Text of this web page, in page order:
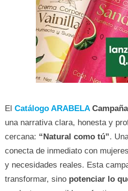
El Catálogo ARABELA
una narrativa clara, honesta y
cercana: “Natural como tú”.
conecta de inmediato con
y necesidades reales. Esta
transformar, sino potenciar lo